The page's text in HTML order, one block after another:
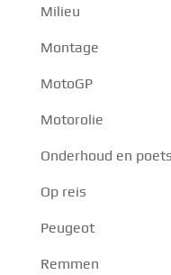
Milieu
Montage
MotoGP
Motorolie
Onderhoud en
Op reis
Peugeot
Remmen